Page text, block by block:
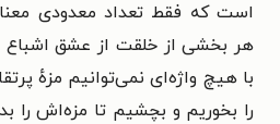
است که فقط تعداد معدودی
هر بخشی از خلقت از عشق
با هیچ واژه‌ای نمی‌توانیم مزهٔ
را بخوریم و بچشیم تا مزه‌اش را